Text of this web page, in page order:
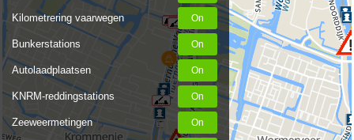
Kilometrering vaarwegen
Bunkerstations
Autolaadplaatsen
KNRM-reddingstations
Zeeweermetingen